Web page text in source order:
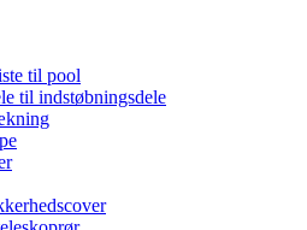
til pool
til indstøbningsdele